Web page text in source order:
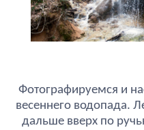
Фотографируемся и
весеннего водопада.
дальше вверх по